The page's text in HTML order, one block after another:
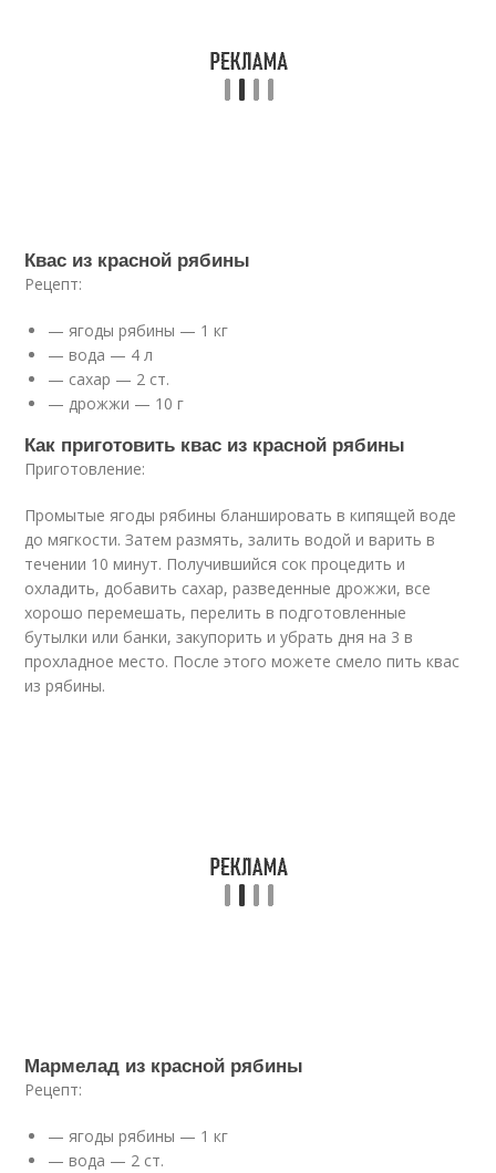
Квас из красной рябины
Рецепт:
— ягоды рябины — 1 кг
— вода — 4 л
— сахар — 2 ст.
— дрожжи — 10 г
Как приготовить квас из красной рябины
Приготовление:
Промытые ягоды рябины бланшировать в кипящей воде
до мягкости. Затем размять, залить водой и варить в
течении 10 минут. Получившийся сок процедить и
охладить, добавить сахар, разведенные дрожжи, все
хорошо перемешать, перелить в подготовленные
бутылки или банки, закупорить и убрать дня на 3 в
прохладное место. После этого можете смело пить квас
из рябины.
Мармелад из красной рябины
Рецепт:
— ягоды рябины — 1 кг
— вода — 2 ст.